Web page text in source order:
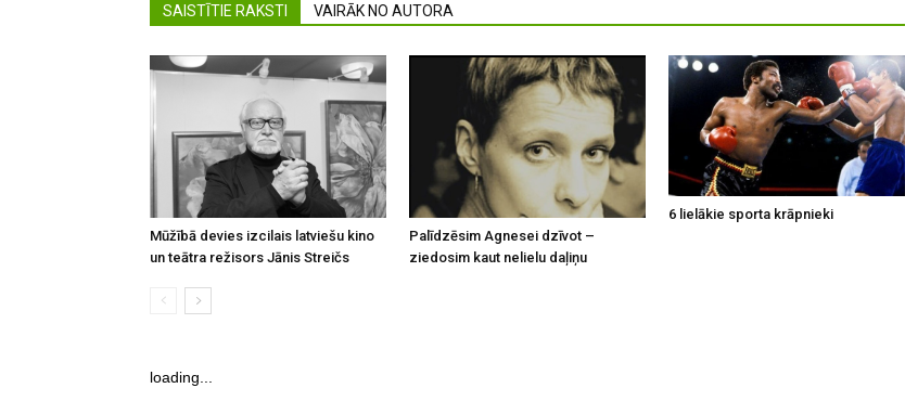
SAISTĪTIE RAKSTI VAIRĀK NO AUTORA
Mūžībā devies izcilais latviešu kino
un teātra režisors Jānis Streičs
Palīdzēsim Agnesei dzīvot –
ziedosim kaut nelielu daļiņu
6 lielākie sporta krāpnieki
loading...